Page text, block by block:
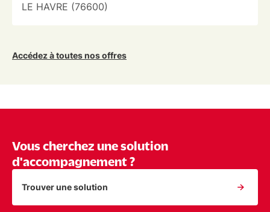
LE HAVRE (76600)
Accédez à toutes nos offres
Vous cherchez une solution
d'accompagnement ?
Trouver une solution